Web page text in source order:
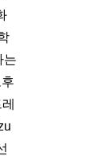
는